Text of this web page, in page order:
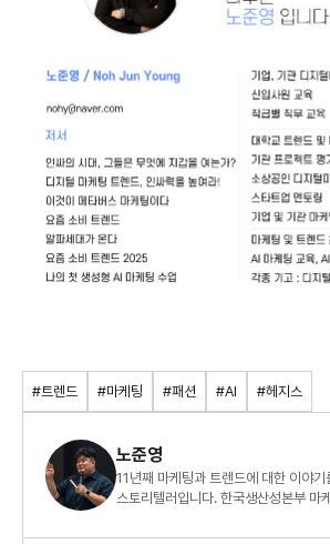
#트렌드 #마케팅 #패션 #AI #헤지스
노준영
11년째 마케팅과 트렌드에 대한 이야기
스토리텔러입니다. 한국생산성본부 마